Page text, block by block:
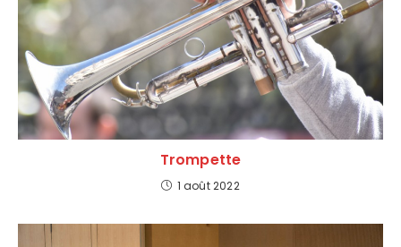
Trompette
1 août 2022